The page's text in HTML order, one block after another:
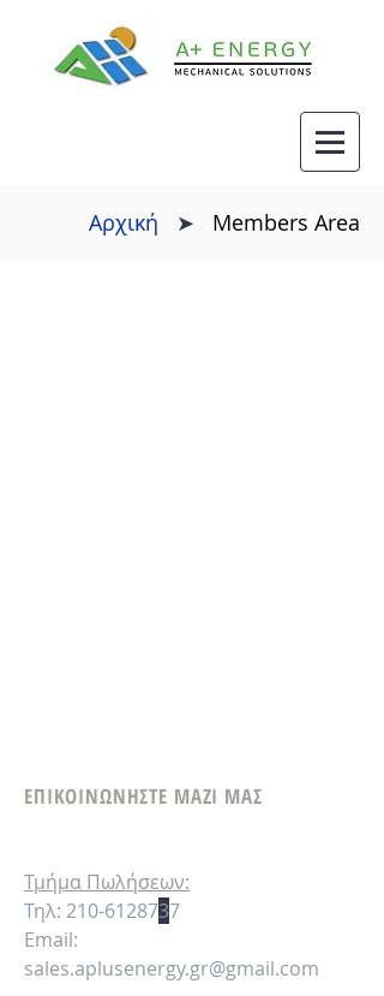
Αρχική ➤ Members Area
ΕΠΙΚΟΙΝΩΝΗΣΤΕ ΜΑΖΙ ΜΑΣ
Τμήμα Πωλήσεων:
Τηλ: 210-6128737
Email:
sales.aplusenergy.gr@gmail.com